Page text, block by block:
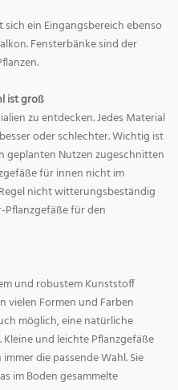
ein Eingangsbereich ebenso
Fensterbänke sind der
ist groß
zu entdecken. Jedes Material
oder schlechter. Wichtig ist
geplanten Nutzen zugeschnitten
für innen nicht im
nicht witterungsbeständig
Pflanzgefäße für den
und robustem Kunststoff
vielen Formen und Farben
möglich, eine natürliche
und leichte Pflanzgefäße
die passende Wahl. Sie
im Boden gesammelte